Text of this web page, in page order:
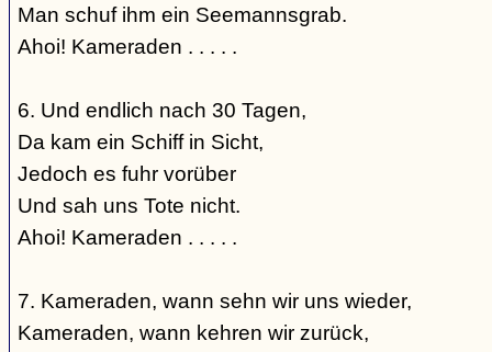
Man schuf ihm ein Seemannsgrab.
Ahoi! Kameraden . . . . .
6. Und endlich nach 30 Tagen,
Da kam ein Schiff in Sicht,
Jedoch es fuhr vorüber
Und sah uns Tote nicht.
Ahoi! Kameraden . . . . .
7. Kameraden, wann sehn wir uns wieder,
Kameraden, wann kehren wir zurück,